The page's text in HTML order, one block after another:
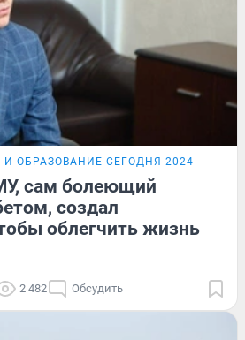
И ОБРАЗОВАНИЕ СЕГОДНЯ 2024
сам болеющий
создал
облегчить жизнь
2 482 Обсудить